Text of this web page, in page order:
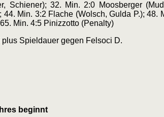
Schiener); 32. Min. 2:0 Moosberger
Min. 3:2 Flache (Wolsch, Gulda P.);
Min. 4:5 Pinizzotto (Penalty)
Spieldauer gegen Felsoci D.
beginnt